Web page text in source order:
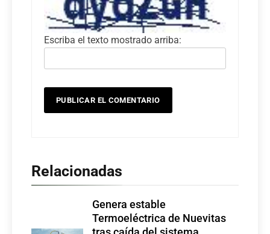
Escriba el texto mostrado arriba:
Relacionadas
Genera estable
Termoeléctrica de Nuevitas